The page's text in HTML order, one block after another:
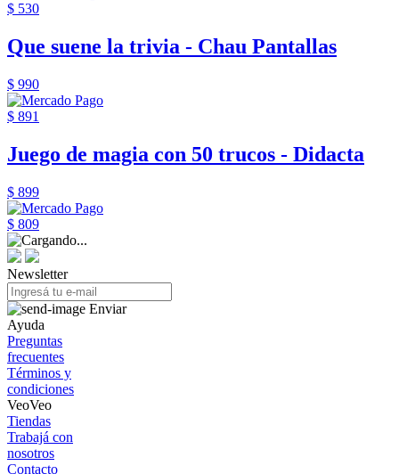
$ 530
Que suene la trivia - Chau Pantallas
$ 990
$ 891
Juego de magia con 50 trucos - Didacta
$ 899
$ 809
Newsletter
Enviar
Ayuda
Preguntas
frecuentes
Términos y
condiciones
VeoVeo
Tiendas
Trabajá con
nosotros
Contacto